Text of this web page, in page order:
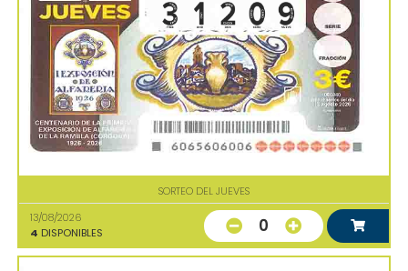
SORTEO DEL JUEVES
13/08/2026
4 DISPONIBLES 0